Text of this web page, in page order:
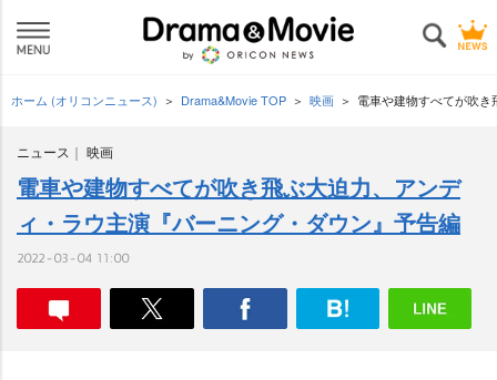
ホーム (オリコンニュース) Drama&Movie TOP 映画 電車や建物すべてが吹
ニュース 映画
電車や建物すべてが吹き飛ぶ大迫力、アンデ
ィ・ラウ主演『バーニング・ダウン』予告編
2022-03-04 11:00